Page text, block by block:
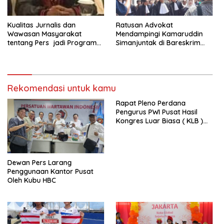
Kualitas Jurnalis dan
Wawasan Masyarakat
tentang Pers jadi Program
Ratusan Advokat
Mendampingi Kamaruddin
Simanjuntak di Bareskrim
Rekomendasi untuk kamu
Dewan Pers Larang
Penggunaan Kantor Pusat
Oleh Kubu HBC
Rapat Pleno Perdana
Pengurus PWI Pusat Hasil
Kongres Luar Biasa ( KLB )